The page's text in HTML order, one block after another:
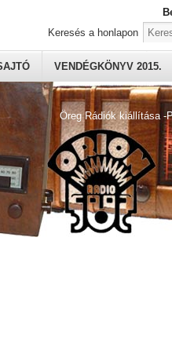
Öreg Rádiók kiállítása -
VENDÉGKÖNYV 2015.
Keresés a honlapon